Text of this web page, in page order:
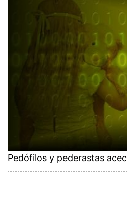
Pedófilos y pederastas